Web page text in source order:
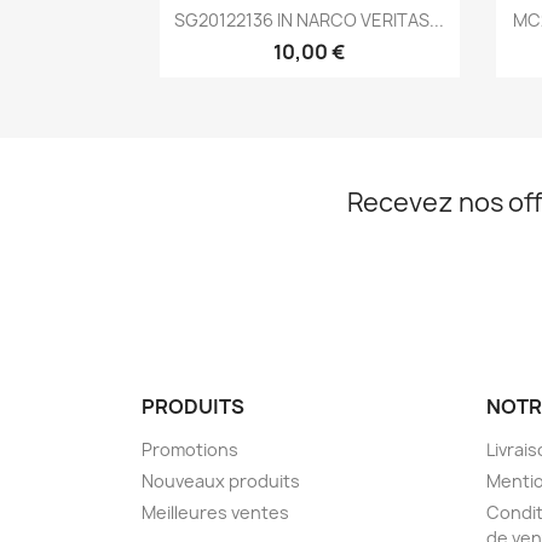
Aperçu rapide
SG20122136 IN NARCO VERITAS...
10,00 €
Recevez nos
PRODUITS
Promotions
Nouveaux produits
Meilleures ventes
de